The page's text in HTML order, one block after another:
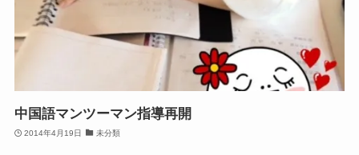
中国語マンツーマン指導再開
2014年4月19日 未分類